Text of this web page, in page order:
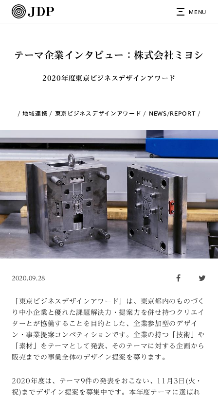
MENU
テーマ企業インタビュー：株式会社ミヨシ
2020年度東京ビジネスデザインアワード
地域連携 東京ビジネスデザインアワード NEWS/REPORT
2020.09.28
「東京ビジネスデザインアワード」は、東京都内のものづく
り中小企業と優れた課題解決力・提案力を併せ持つクリエイ
ターとが協働することを目的とした、企業参加型のデザイ
ン・事業提案コンペティションです。企業の持つ「技術」や
「素材」をテーマとして発表、そのテーマに対する企画から
販売までの事業全体のデザイン提案を募ります。
2020年度は、テーマ9件の発表をおこない、 11 月 3 日 (火・
祝) までデザイン提案を募集中です。本年度テーマに選ばれ